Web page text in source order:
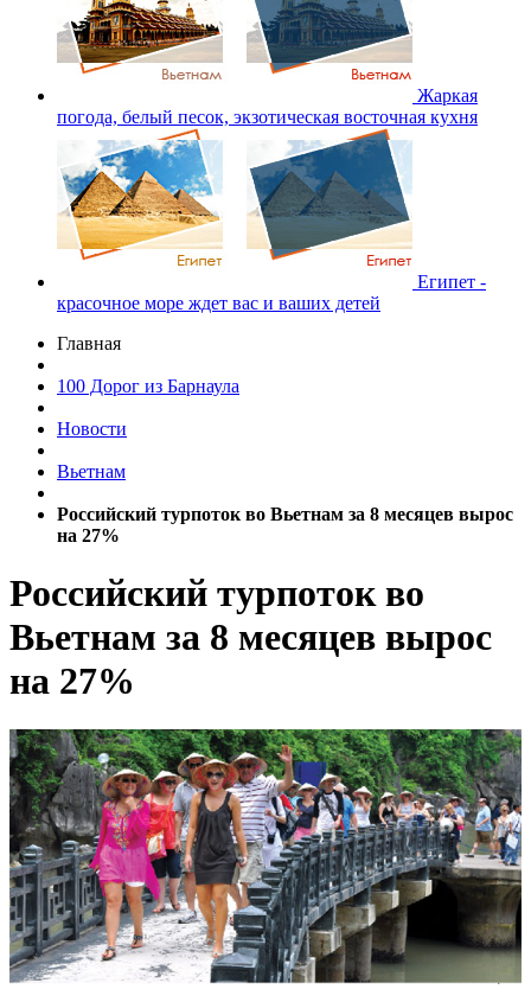
Жаркая
погода, белый песок, экзотическая восточная кухня
Египет -
красочное море ждет вас и ваших детей
Главная
100 Дорог из Барнаула
Новости
Вьетнам
Российский турпоток во Вьетнам за 8 месяцев вырос
на 27%
Российский турпоток во
Вьетнам за 8 месяцев вырос
на 27%